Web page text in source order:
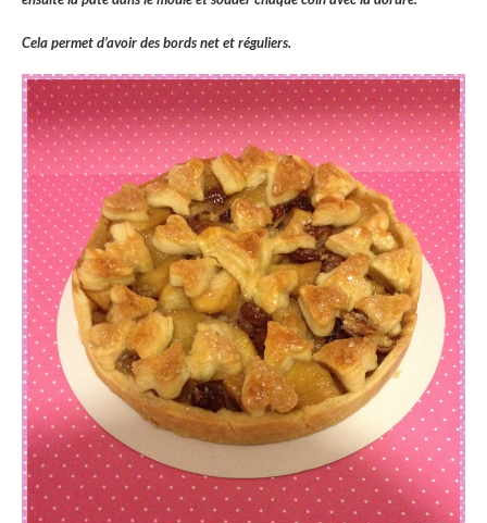
Cela permet d’avoir des bords net et réguliers.